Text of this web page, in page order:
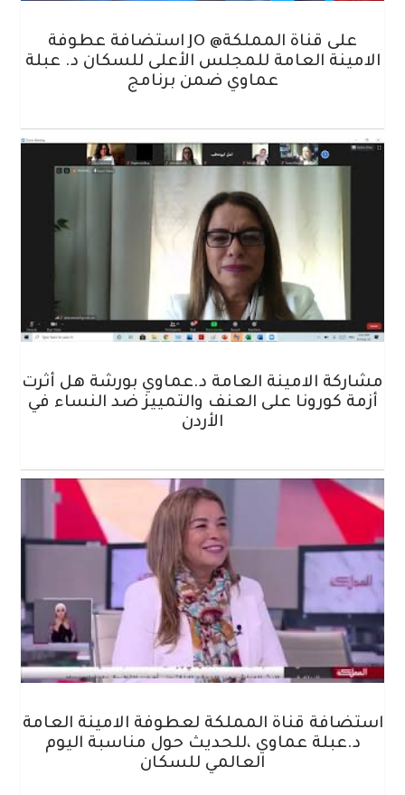
على قناة المملكة@ JO استضافة عطوفة
الامينة العامة للمجلس الأعلى للسكان د. عبلة
عماوي ضمن برنامج
مشاركة الامينة العامة د.عماوي بورشة هل أثرت
أزمة كورونا على العنف والتمييز ضد النساء في
الأردن
استضافة قناة المملكة لعطوفة الامينة العامة
د.عبلة عماوي ،للحديث حول مناسبة اليوم
العالمي للسكان